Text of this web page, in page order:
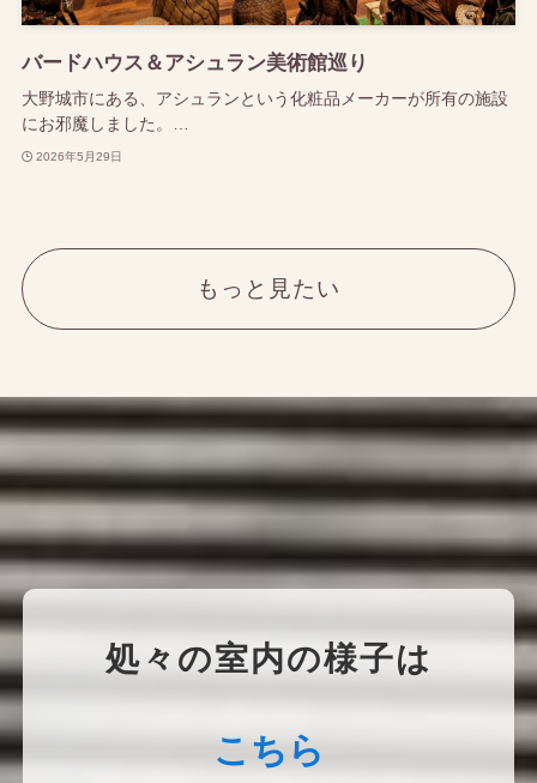
バードハウス＆アシュラン美術館巡り
大野城市にある、アシュランという化粧品メーカーが所有の施設
にお邪魔しました。…
2026年5月29日
もっと見たい
処々の室内の様子は
こちら